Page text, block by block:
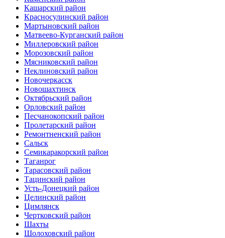
Кашарский район
Красносулинский район
Мартыновский район
Матвеево-Курганский район
Миллеровский район
Морозовский район
Мясниковский район
Неклиновский район
Новочеркасск
Новошахтинск
Октябрьский район
Орловский район
Песчанокопский район
Пролетарский район
Ремонтненский район
Сальск
Семикаракорский район
Таганрог
Тарасовский район
Тацинский район
Усть-Донецкий район
Целинский район
Цимлянск
Чертковский район
Шахты
Шолоховский район